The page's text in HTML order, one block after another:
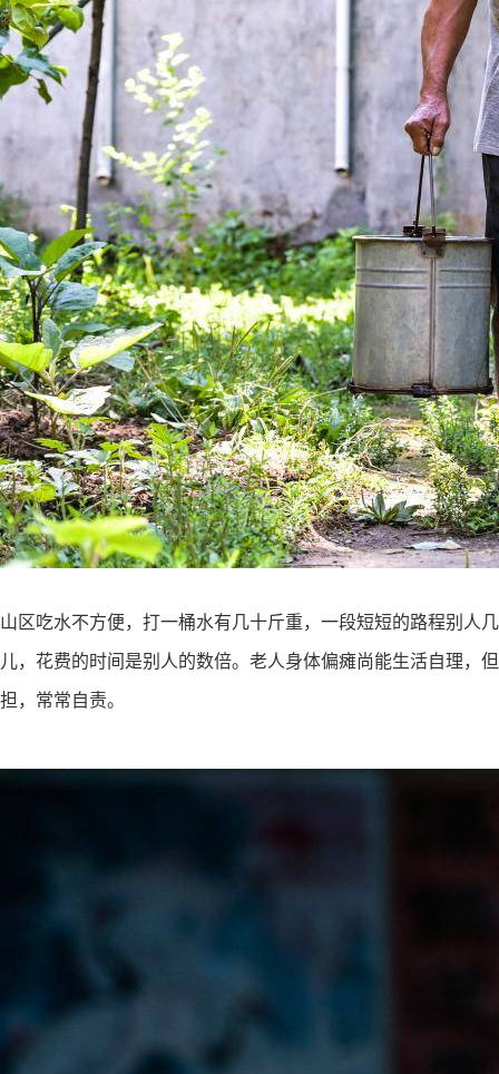
山区吃水不方便，打一桶水有几十斤重，一段短短的路程别人
儿，花费的时间是别人的数倍。老人身体偏瘫尚能生活自理，
担，常常自责。